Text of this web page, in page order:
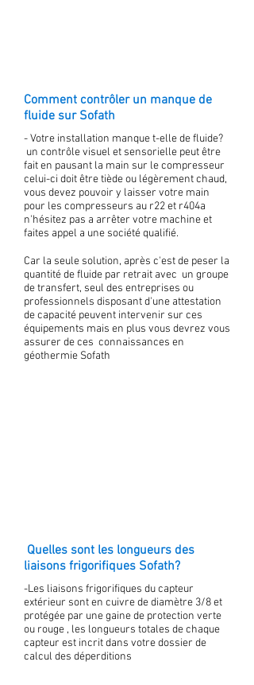
Comment contrôler un manque de
fluide sur Sofath
- Votre installation manque t-elle de fluide?
un contrôle visuel et sensorielle peut être
fait en pausant la main sur le compresseur
celui-ci doit être tiède ou légèrement chaud,
vous devez pouvoir y laisser votre main
pour les compresseurs au r22 et r404a
n'hésitez pas a arrêter votre machine et
faites appel a une société qualifié.
Car la seule solution, après c'est de peser la
quantité de fluide par retrait avec un groupe
de transfert, seul des entreprises ou
professionnels disposant d'une attestation
de capacité peuvent intervenir sur ces
équipements mais en plus vous devrez vous
assurer de ces connaissances en
géothermie Sofath
Quelles sont les longueurs des
liaisons frigorifiques Sofath?
-Les liaisons frigorifiques du capteur
extérieur sont en cuivre de diamètre 3/8 et
protégée par une gaine de protection verte
ou rouge , les longueurs totales de chaque
capteur est incrit dans votre dossier de
calcul des déperditions